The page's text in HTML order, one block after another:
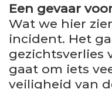
Een gevaar
Wat we hier
incident. Het
gezichtsverlies
gaat om iets
veiligheid van